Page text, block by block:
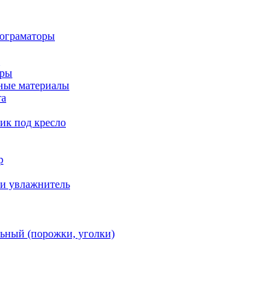
материалы
под кресло
увлажнитель
(порожки, уголки)